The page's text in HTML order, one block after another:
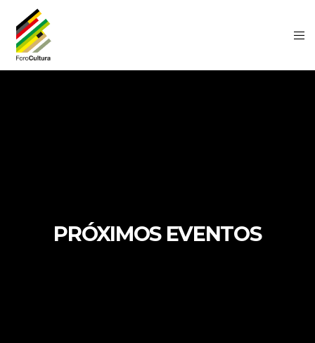
PRÓXIMOS EVENTOS